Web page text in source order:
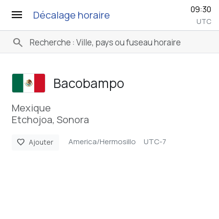
menu Décalage horaire 09:30
UTC
search
Bacobampo
Mexique
Etchojoa, Sonora
favorite Ajouter America/Hermosillo UTC-7